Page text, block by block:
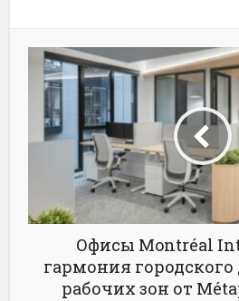
Офисы Montréal
гармония
рабочих зон от